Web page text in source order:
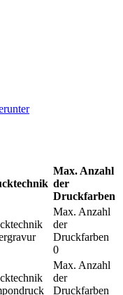
Max. Anzahl
der
Druckfarben
Max. Anzahl
der
Druckfarben
0
Max. Anzahl
der
Druckfarben